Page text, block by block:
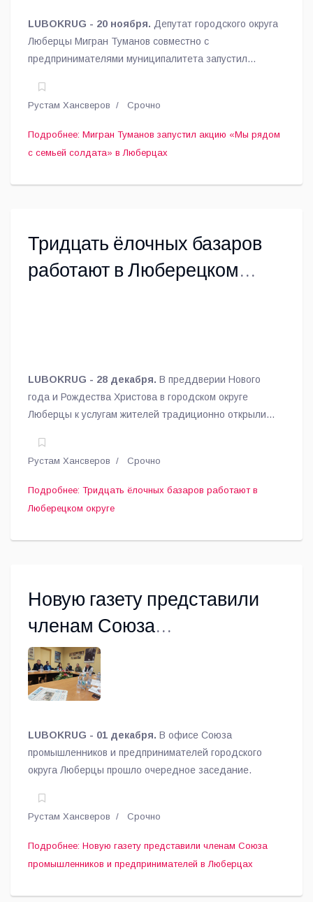
LUBOKRUG - 20 ноября. Депутат городского округа
Люберцы Мигран Туманов совместно с
предпринимателями муниципалитета запустил
семьям мобилизованных, сообщает пресс-служба
администрации округа.
Рустам Хансверов Срочно
Подробнее: Мигран Туманов запустил акцию «Мы рядом
с семьей солдата» в Люберцах
Тридцать ёлочных базаров
работают в Люберецком
LUBOKRUG - 28 декабря. В преддверии Нового
года и Рождества Христова в городском округе
Люберцы к услугам жителей традиционно открылись
сообщил глава муниципалитета Владимир Волков.
Рустам Хансверов Срочно
Подробнее: Тридцать ёлочных базаров работают в
Люберецком округе
Новую газету представили
членам Союза
промышленников и
предпринимателей в
Люберцах
LUBOKRUG - 01 декабря. В офисе Союза
промышленников и предпринимателей городского
округа Люберцы прошло очередное заседание.
Рустам Хансверов Срочно
Подробнее: Новую газету представили членам Союза
промышленников и предпринимателей в Люберцах